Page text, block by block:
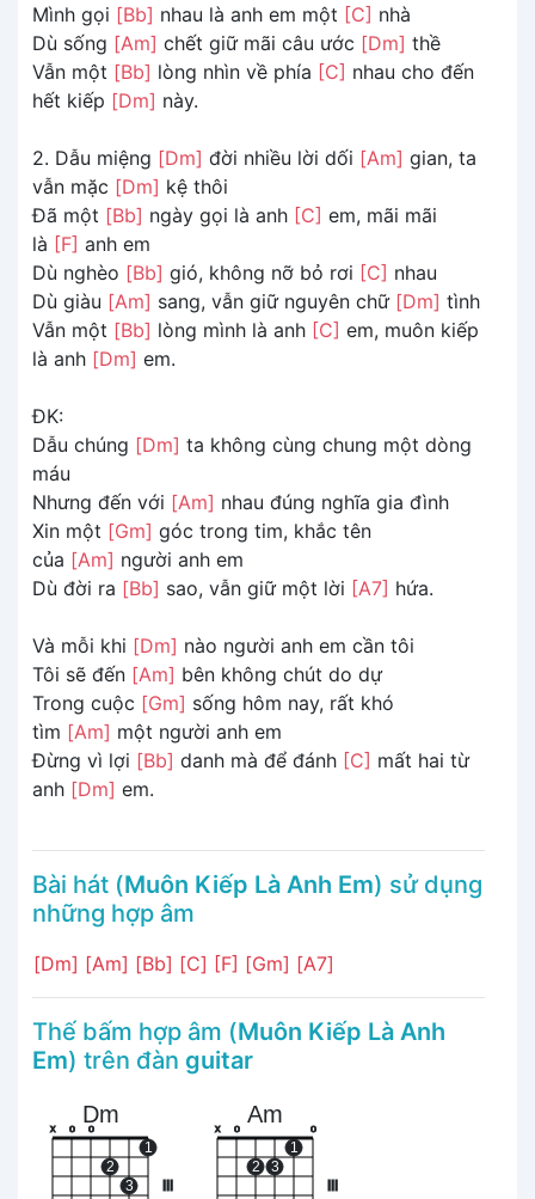
Mình gọi [Bb] nhau là anh em một [C] nhà
Dù sống [Am] chết giữ mãi câu ước [Dm] thề
Vẫn một [Bb] lòng nhìn về phía [C] nhau cho đến
hết kiếp [Dm] này.
2. Dẫu miệng [Dm] đời nhiều lời dối [Am] gian, ta
vẫn mặc [Dm] kệ thôi
Đã một [Bb] ngày gọi là anh [C] em, mãi mãi
là [F] anh em
Dù nghèo [Bb] gió, không nỡ bỏ rơi [C] nhau
Dù giàu [Am] sang, vẫn giữ nguyên chữ [Dm] tình
Vẫn một [Bb] lòng mình là anh [C] em, muôn kiếp
là anh [Dm] em.
ĐK:
Dẫu chúng [Dm] ta không cùng chung một dòng
máu
Nhưng đến với [Am] nhau đúng nghĩa gia đình
Xin một [Gm] góc trong tim, khắc tên
của [Am] người anh em
Dù đời ra [Bb] sao, vẫn giữ một lời [A7] hứa.
Và mỗi khi [Dm] nào người anh em cần tôi
Tôi sẽ đến [Am] bên không chút do dự
Trong cuộc [Gm] sống hôm nay, rất khó
tìm [Am] một người anh em
Đừng vì lợi [Bb] danh mà để đánh [C] mất hai từ
anh [Dm] em.
Bài hát (Muôn Kiếp Là Anh Em) sử dụng
những hợp âm
[Dm] [Am] [Bb] [C] [F] [Gm] [A7]
Thế bấm hợp âm (Muôn Kiếp Là Anh
Em) trên đàn guitar
Dm
x o o
2
3
1
Am
x o
2 3
1
o